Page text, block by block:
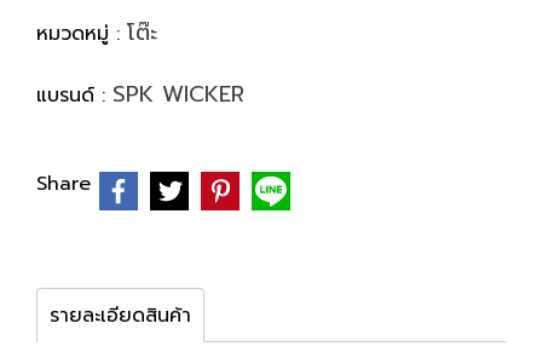
หมวดหมู่ : โต๊ะ
แบรนด์ : SPK WICKER
Share
รายละเอียดสินค้า